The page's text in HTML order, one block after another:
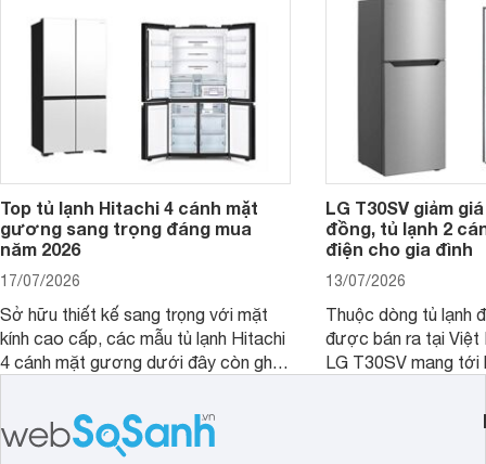
phải cân nhắc. Trên thị trường hiện
Top tủ lạnh Hitachi 4 cánh mặt
gương sang trọng đáng mua
năm 2026
17/07/2026
Sở hữu thiết kế sang trọng với mặt
kính cao cấp, các mẫu tủ lạnh Hitachi
4 cánh mặt gương dưới đây còn ghi
công nghệ bảo quản hiện đại, đáp ứng
tốt nhu cầu lưu trữ thực phẩm của gia
LG T30SV giảm
đồng, tủ lạnh 2
điện cho gia đình
13/07/2026
Thuộc dòng tủ lạnh
được bán ra tại Việt
LG T30SV mang tới
mức giá bán dễ
nhiều khách hàng